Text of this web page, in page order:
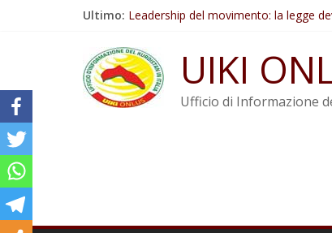
Ultimo: Leadership del movimento: la legge
Non tenere conto della situazione di
Il KNK chiede un’azione internazionale
Abdullah Öcalan: Le legge negativa
UIKI
Ufficio di Informazione